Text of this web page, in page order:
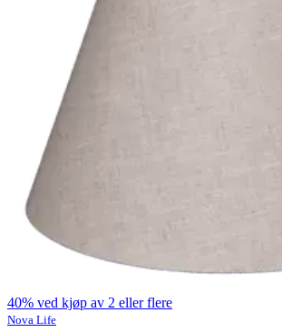
40% ved kjøp av 2 eller flere
Nova Life